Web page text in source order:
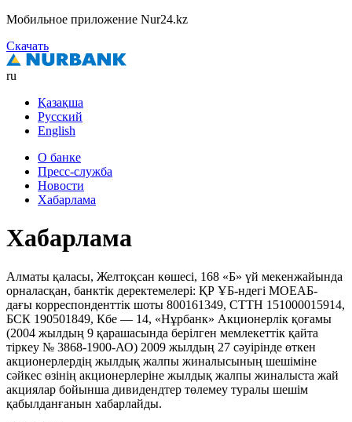
Мобильное приложение Nur24.kz
Скачать
ru
Қазақша
Русский
English
О банке
Пресс-служба
Новости
Хабарлама
Хабарлама
Алматы қаласы, Желтоқсан көшесі, 168 «Б» үй мекенжайында
орналасқан, банктік деректемелері: ҚР ҰБ-ндегі МОЕАБ-
дағы корреспонденттік шоты 800161349, СТТН 151000015914,
БСК 190501849, Кбе — 14, «Нұрбанк» Акционерлік қоғамы
(2004 жылдың 9 қарашасында берілген мемлекеттік қайта
тіркеу № 3868-1900-АО) 2009 жылдың 27 сәуірінде өткен
акционерлердің жылдық жалпы жиналысының шешіміне
сәйкес өзінің акционерлеріне жылдық жалпы жиналыста жай
акциялар бойынша дивидендтер төлемеу туралы шешім
қабылданғанын хабарлайды.